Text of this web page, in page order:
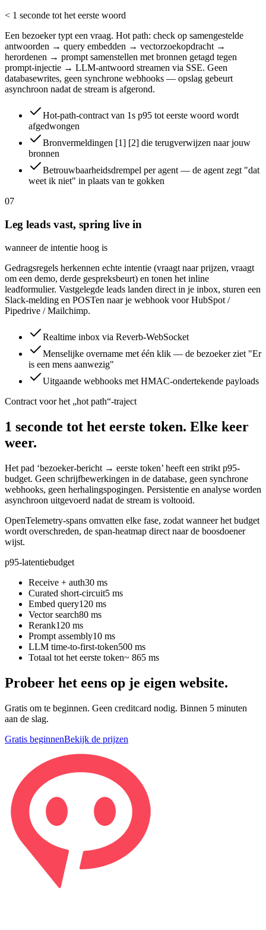
< 1 seconde tot het eerste woord
Een bezoeker typt een vraag. Hot path: check op samengestelde
antwoorden → query embedden → vectorzoekopdracht →
herordenen → prompt samenstellen met bronnen getagd tegen
prompt-injectie → LLM-antwoord streamen via SSE. Geen
databasewrites, geen synchrone webhooks — opslag gebeurt
asynchroon nadat de stream is afgerond.
Hot-path-contract van 1s p95 tot eerste woord wordt
afgedwongen
Bronvermeldingen [1] [2] die terugverwijzen naar jouw
bronnen
Betrouwbaarheidsdrempel per agent — de agent zegt "dat
weet ik niet" in plaats van te gokken
07
Leg leads vast, spring live in
wanneer de intentie hoog is
Gedragsregels herkennen echte intentie (vraagt naar prijzen, vraagt
om een demo, derde gespreksbeurt) en tonen het inline
leadformulier. Vastgelegde leads landen direct in je inbox, sturen een
Slack-melding en POSTen naar je webhook voor HubSpot /
Pipedrive / Mailchimp.
Realtime inbox via Reverb-WebSocket
Menselijke overname met één klik — de bezoeker ziet "Er
is een mens aanwezig"
Uitgaande webhooks met HMAC-ondertekende payloads
Contract voor het „hot path“-traject
1 seconde tot het eerste token. Elke keer
weer.
Het pad ‘bezoeker-bericht → eerste token’ heeft een strikt p95-
budget. Geen schrijfbewerkingen in de database, geen synchrone
webhooks, geen herhalingspogingen. Persistentie en analyse worden
asynchroon uitgevoerd nadat de stream is voltooid.
OpenTelemetry-spans omvatten elke fase, zodat wanneer het budget
wordt overschreden, de span-heatmap direct naar de boosdoener
wijst.
p95-latentiebudget
Receive + auth30 ms
Curated short-circuit5 ms
Embed query120 ms
Vector search80 ms
Rerank120 ms
Prompt assembly10 ms
LLM time-to-first-token500 ms
Totaal tot het eerste token~ 865 ms
Probeer het eens op je eigen website.
Gratis om te beginnen. Geen creditcard nodig. Binnen 5 minuten
aan de slag.
Gratis beginnenBekijk de prijzen